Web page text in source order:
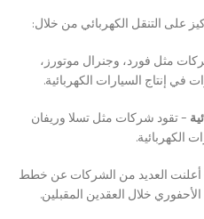
على التنقل الكهربائي من خلال:
مثل فورد، وجنرال موتورز،
في إنتاج السيارات الكهربائية.
– تقود شركات مثل تسلا وريفان
الكهربائية.
أعلنت العديد من الشركات عن خطط
خلال العقدين المقبلين.